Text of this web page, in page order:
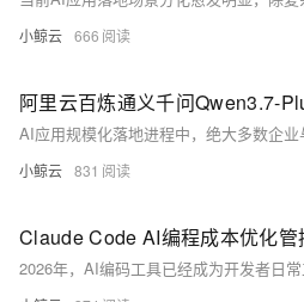
小鲸云 666
小鲸云 831